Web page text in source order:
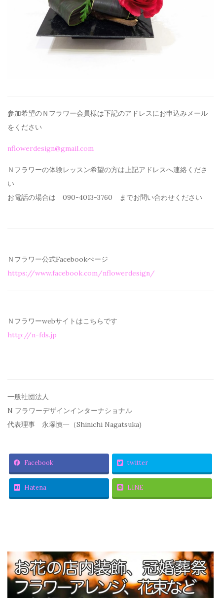
参加希望のＮフラワー会員様は下記のアドレスにお申込みメール
を ください
nflowerdesign@gmail.com
Ｎフラワーの体験レッスン希望の方は上記アドレスへ連絡くださ
い
お電話の場合は 090-4013-3760 までお問い合わせください
Ｎフラワー公式Facebookぺージ
https://www.facebook.com/nflowerdesign/
Ｎフラワーwebサイトはこちらです
http://n-fds.jp
一般社団法人
N フラワーデザインインターナショナル
代表理事 永塚慎一（Shinichi Nagatsuka)
Facebook twitter
Hatena LINE